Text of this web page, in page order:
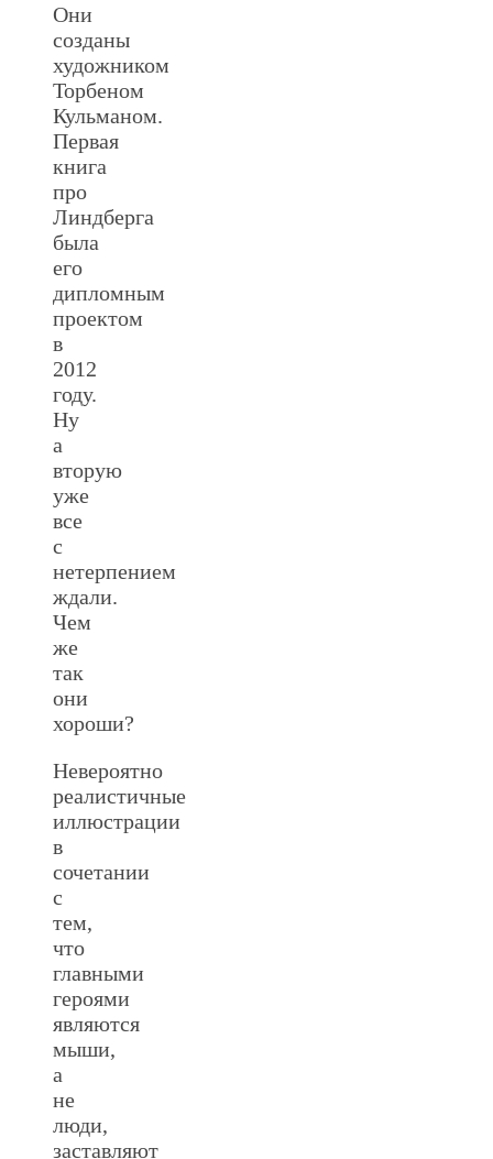
Они
созданы
художником
Торбеном
Кульманом.
Первая
книга
про
Линдберга
была
его
дипломным
проектом
в
2012
году.
Ну
а
вторую
уже
все
с
нетерпением
ждали.
Чем
же
так
они
хороши?
Невероятно
реалистичные
иллюстрации
в
сочетании
с
тем,
что
главными
героями
являются
мыши,
а
не
люди,
заставляют